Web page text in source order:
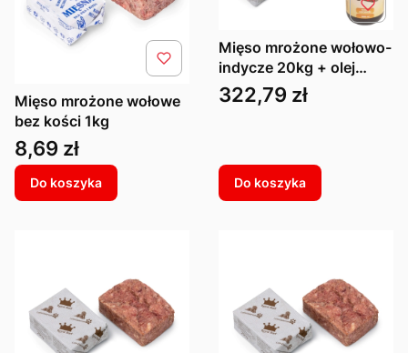
Mięso mrożone wołowe
bez kości 1kg
Cena
8,69 zł
Do koszyka
Mięso mrożone wołowo-
indycze 20kg + olej
rybny 1L
Cena
322,79 zł
Do koszyka